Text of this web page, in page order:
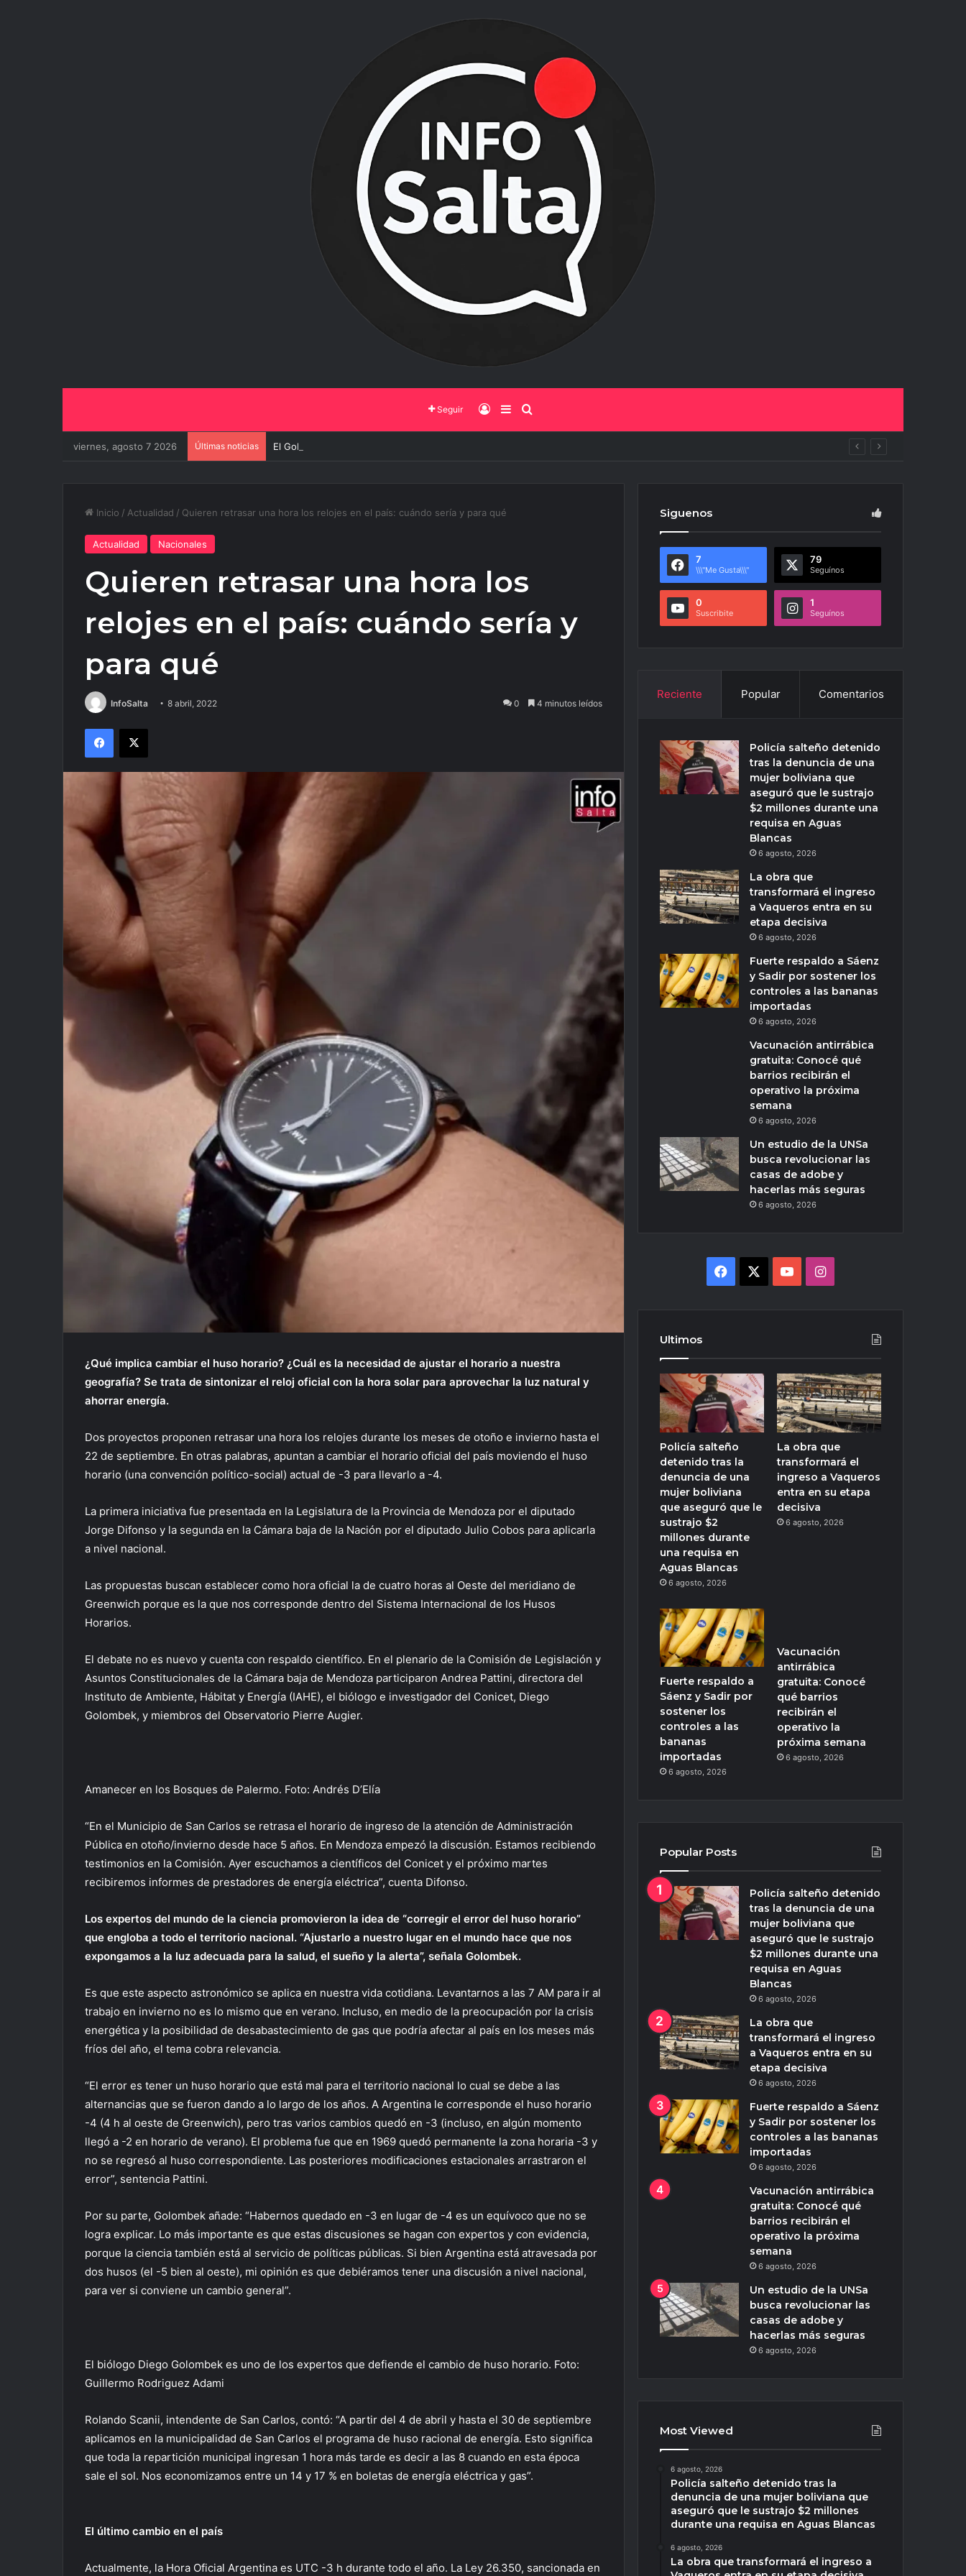
Seguir Iniciar Sesión
Barra Lateral
viernes, agosto 7 2026 Últimas noticias El Gobierno de Salta y la Policía Federal avanzan con nuevas medidas contra el delito
Inicio / Actualidad / Quieren retrasar una hora los relojes en el país: cuándo sería y para qué
Actualidad Nacionales
Quieren retrasar una hora los
relojes en el país: cuándo sería y
para qué
InfoSalta 8 abril, 2022 0 4 minutos leídos
Facebook
X
¿Qué implica cambiar el huso horario? ¿Cuál es la necesidad de ajustar el horario a nuestra
geografía? Se trata de sintonizar el reloj oficial con la hora solar para aprovechar la luz natural y
ahorrar energía.
Dos proyectos proponen retrasar una hora los relojes durante los meses de otoño e invierno hasta el
22 de septiembre. En otras palabras, apuntan a cambiar el horario oficial del país moviendo el huso
horario (una convención político-social) actual de -3 para llevarlo a -4.
La primera iniciativa fue presentada en la Legislatura de la Provincia de Mendoza por el diputado
Jorge Difonso y la segunda en la Cámara baja de la Nación por el diputado Julio Cobos para aplicarla
a nivel nacional.
Las propuestas buscan establecer como hora oficial la de cuatro horas al Oeste del meridiano de
Greenwich porque es la que nos corresponde dentro del Sistema Internacional de los Husos
Horarios.
El debate no es nuevo y cuenta con respaldo científico. En el plenario de la Comisión de Legislación y
Asuntos Constitucionales de la Cámara baja de Mendoza participaron Andrea Pattini, directora del
Instituto de Ambiente, Hábitat y Energía (IAHE), el biólogo e investigador del Conicet, Diego
Golombek, y miembros del Observatorio Pierre Augier.
Amanecer en los Bosques de Palermo. Foto: Andrés D’Elía
“En el Municipio de San Carlos se retrasa el horario de ingreso de la atención de Administración
Pública en otoño/invierno desde hace 5 años. En Mendoza empezó la discusión. Estamos recibiendo
testimonios en la Comisión. Ayer escuchamos a científicos del Conicet y el próximo martes
recibiremos informes de prestadores de energía eléctrica”, cuenta Difonso.
Los expertos del mundo de la ciencia promovieron la idea de “corregir el error del huso horario”
que engloba a todo el territorio nacional. “Ajustarlo a nuestro lugar en el mundo hace que nos
expongamos a la luz adecuada para la salud, el sueño y la alerta”, señala Golombek.
Es que este aspecto astronómico se aplica en nuestra vida cotidiana. Levantarnos a las 7 AM para ir al
trabajo en invierno no es lo mismo que en verano. Incluso, en medio de la preocupación por la crisis
energética y la posibilidad de desabastecimiento de gas que podría afectar al país en los meses más
fríos del año, el tema cobra relevancia.
“El error es tener un huso horario que está mal para el territorio nacional lo cual se debe a las
alternancias que se fueron dando a lo largo de los años. A Argentina le corresponde el huso horario
-4 (4 h al oeste de Greenwich), pero tras varios cambios quedó en -3 (incluso, en algún momento
llegó a -2 en horario de verano). El problema fue que en 1969 quedó permanente la zona horaria -3 y
no se regresó al huso correspondiente. Las posteriores modificaciones estacionales arrastraron el
error”, sentencia Pattini.
Por su parte, Golombek añade: “Habernos quedado en -3 en lugar de -4 es un equívoco que no se
logra explicar. Lo más importante es que estas discusiones se hagan con expertos y con evidencia,
porque la ciencia también está al servicio de políticas públicas. Si bien Argentina está atravesada por
dos husos (el -5 bien al oeste), mi opinión es que debiéramos tener una discusión a nivel nacional,
para ver si conviene un cambio general”.
El biólogo Diego Golombek es uno de los expertos que defiende el cambio de huso horario. Foto:
Guillermo Rodriguez Adami
Rolando Scanii, intendente de San Carlos, contó: “A partir del 4 de abril y hasta el 30 de septiembre
aplicamos en la municipalidad de San Carlos el programa de huso racional de energía. Esto significa
que toda la repartición municipal ingresan 1 hora más tarde es decir a las 8 cuando en esta época
sale el sol. Nos economizamos entre un 14 y 17 % en boletas de energía eléctrica y gas”.
El último cambio en el país
Actualmente, la Hora Oficial Argentina es UTC -3 h durante todo el año. La Ley 26.350, sancionada en
Siguenos
7
\\\"Me Gusta\\\"
79
Seguínos
0
Suscribite
1
Seguínos
Reciente Popular Comentarios
Policía salteño detenido
tras la denuncia de una
mujer boliviana que
aseguró que le sustrajo
$2 millones durante una
requisa en Aguas
Blancas
6 agosto, 2026
La obra que
transformará el ingreso
a Vaqueros entra en su
etapa decisiva
6 agosto, 2026
Fuerte respaldo a Sáenz
y Sadir por sostener los
controles a las bananas
importadas
6 agosto, 2026
Vacunación antirrábica
gratuita: Conocé qué
barrios recibirán el
operativo la próxima
semana
6 agosto, 2026
Un estudio de la UNSa
busca revolucionar las
casas de adobe y
hacerlas más seguras
6 agosto, 2026
Facebook YouTubeInstagram
Ultimos
Policía salteño
detenido tras la
denuncia de una
mujer boliviana
que aseguró que le
sustrajo $2
millones durante
una requisa en
Aguas Blancas
6 agosto, 2026
La obra que
transformará el
ingreso a Vaqueros
entra en su etapa
decisiva
6 agosto, 2026
Fuerte respaldo a
Sáenz y Sadir por
sostener los
controles a las
bananas
importadas
6 agosto, 2026
Vacunación
antirrábica
gratuita: Conocé
qué barrios
recibirán el
operativo la
próxima semana
6 agosto, 2026
Popular Posts
Policía salteño detenido
tras la denuncia de una
mujer boliviana que
aseguró que le sustrajo
$2 millones durante una
requisa en Aguas
Blancas
6 agosto, 2026
La obra que
transformará el ingreso
a Vaqueros entra en su
etapa decisiva
6 agosto, 2026
Fuerte respaldo a Sáenz
y Sadir por sostener los
controles a las bananas
importadas
6 agosto, 2026
Vacunación antirrábica
gratuita: Conocé qué
barrios recibirán el
operativo la próxima
semana
6 agosto, 2026
Un estudio de la UNSa
busca revolucionar las
casas de adobe y
hacerlas más seguras
6 agosto, 2026
Most Viewed
6 agosto, 2026
Policía salteño detenido tras la
denuncia de una mujer boliviana que
aseguró que le sustrajo $2 millones
durante una requisa en Aguas Blancas
6 agosto, 2026
La obra que transformará el ingreso a